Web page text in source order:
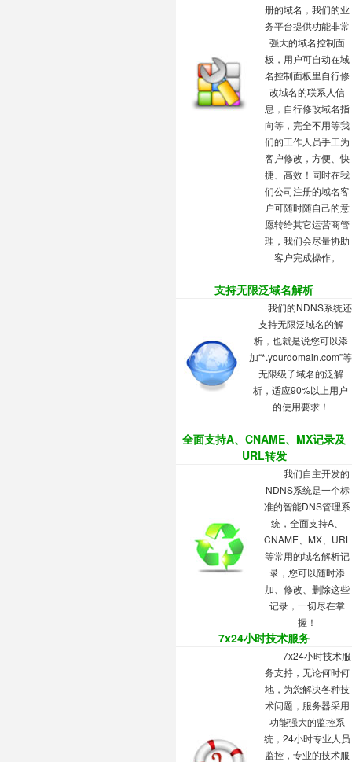
册的域名，我们的业
务平台提供功能非常
强大的域名控制面
板 ，用户可自动在域
名控制面板里自行修
改域名的联系人信
息，自行修改域名指
向等，完全不用等我
们的工作人员手工为
客户修改，方便、快
捷、高效！同时在我
们公司注册的域名客
户可随时随自己的意
愿转给其它运营商管
理，我们会尽量协助
客户完成操作。
支持无限泛域名解析
我们的NDNS系统还
支持无限泛域名的解
析，也就是说您可以添
加“*.yourdomain.com”等
无限级子域名的泛解
析，适应90%以上用户
的使用要求！
全面支持A、CNAME、MX记录及
URL转发
我们自主开发的
NDNS系统是一个标
准的智能DNS管理系
统，全面支持A、
CNAME、MX、URL
等常用的域名解析记
录，您可以随时添
加、修改、删除这些
记录，一切尽在掌
握！
7x24小时技术服务
7x24小时技术服
务支持 ，无论何时何
地，为您解决各种技
术问题，服务器采用
功能强大的监控系
统，24小时专业人员
监控，专业的技术服